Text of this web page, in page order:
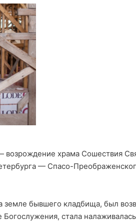
храма Сошествия
— Спасо-
земле бывшего кладбища, был
стала